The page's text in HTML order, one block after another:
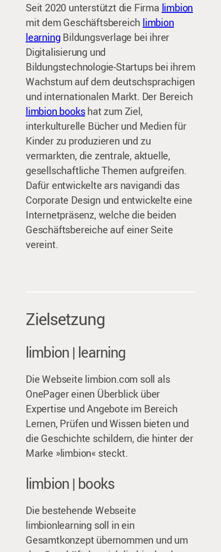
Seit 2020 unterstützt die Firma limbion
mit dem Geschäftsbereich limbion
learning Bildungsverlage bei ihrer
Digitalisierung und
Bildungstechnologie-Startups bei ihrem
Wachstum auf dem deutschsprachigen
und internationalen Markt. Der Bereich
limbion bookshat zum Ziel,
interkulturelle Bücher und Medien für
Kinder zu produzieren und zu
vermarkten, die zentrale, aktuelle,
gesellschaftliche Themen aufgreifen.
Dafür entwickelte ars navigandi das
Corporate Design und entwickelte eine
Internetpräsenz, welche die beiden
Geschäftsbereiche auf einer Seite
vereint.
Zielsetzung
limbion | learning
Die Webseite limbion.com soll als
OnePager einen Überblick über
Expertise und Angebote im Bereich
Lernen, Prüfen und Wissen bieten und
die Geschichte schildern, die hinter der
Marke »limbion« steckt.
limbion | books
Die bestehende Webseite
limbionlearning soll in ein
Gesamtkonzept übernommen und um